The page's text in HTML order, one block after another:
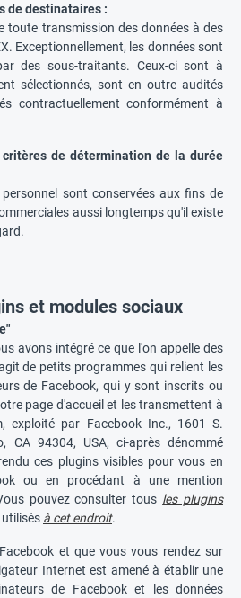
de destinataires :
toute transmission des données à des
Exceptionnellement, les données sont
des sous-traitants. Ceux-ci sont à
sélectionnés, sont en outre audités
contractuellement conformément à
de détermination de la durée
sont conservées aux fins de
aussi longtemps qu'il existe
et modules sociaux
avons intégré ce que l'on appelle des
de petits programmes qui relient les
de Facebook, qui y sont inscrits ou
page d'accueil et les transmettent à
exploité par Facebook Inc., 1601 S.
CA 94304, USA, ci-après dénommé
ces plugins visibles pour vous en
ou en procédant à une mention
pouvez consulter tous les plugins
à cet endroit.
et que vous vous rendez sur
Internet est amené à établir une
de Facebook et les données